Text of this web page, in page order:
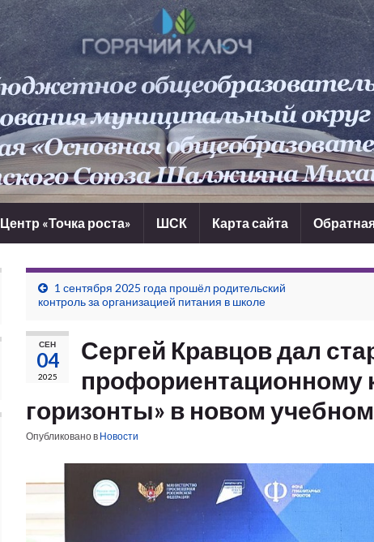
Центр «Точка роста» ШСК Карта сайта
1 сентября 2025 года прошёл родительский
контроль за организацией питания в школе
СЕН
04
2025
Сергей Кравцов дал
профориентационному
горизонты» в новом
Опубликовано в Новости